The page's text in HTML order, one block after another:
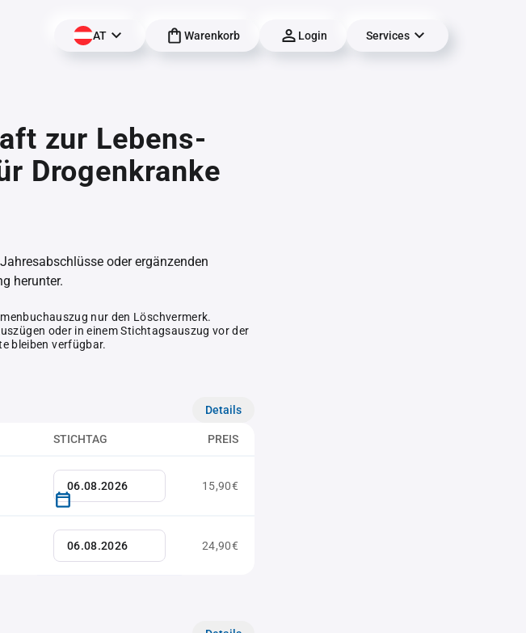
AT Warenkorb Login Services
zur Lebens-
Drogenkranke
oder ergänzenden
herunter.
nur den Löschvermerk.
oder in einem Stichtagsauszug vor der
bleiben verfügbar.
Details
STICHTAG PREIS
15,90€
24,90€